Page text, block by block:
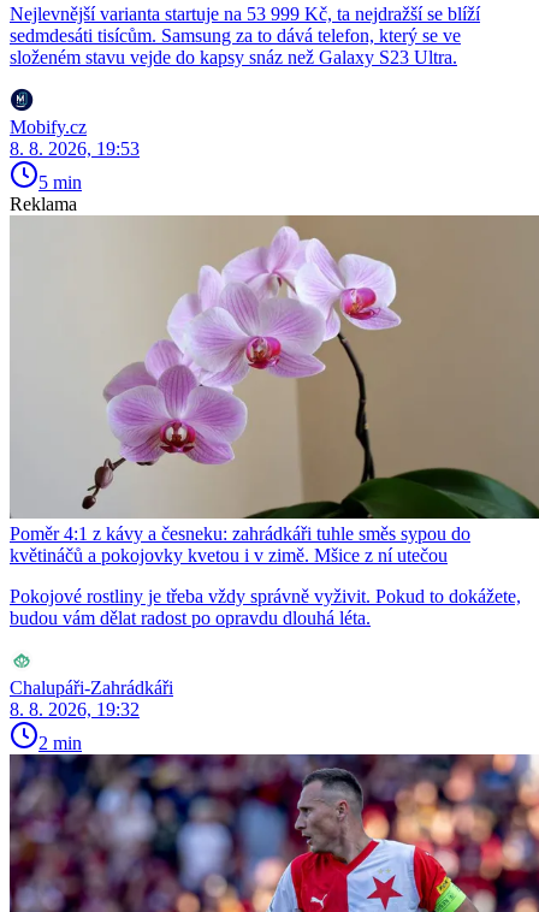
Nejlevnější varianta startuje na 53 999 Kč, ta nejdražší se blíží
sedmdesáti tisícům. Samsung za to dává telefon, který se ve
složeném stavu vejde do kapsy snáz než Galaxy S23 Ultra.
Mobify.cz
8. 8. 2026, 19:53
5 min
Reklama
Poměr 4:1 z kávy a česneku: zahrádkáři tuhle směs sypou do
květináčů a pokojovky kvetou i v zimě. Mšice z ní utečou
Pokojové rostliny je třeba vždy správně vyživit. Pokud to dokážete,
budou vám dělat radost po opravdu dlouhá léta.
Chalupáři-Zahrádkáři
8. 8. 2026, 19:32
2 min